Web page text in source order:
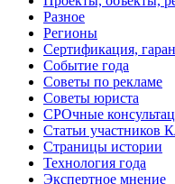
Разное
Регионы
Сертификация,
Событие года
Советы по рекламе
Советы юриста
СРОчные
Статьи участников
Страницы истории
Технология года
Экспертное мнение